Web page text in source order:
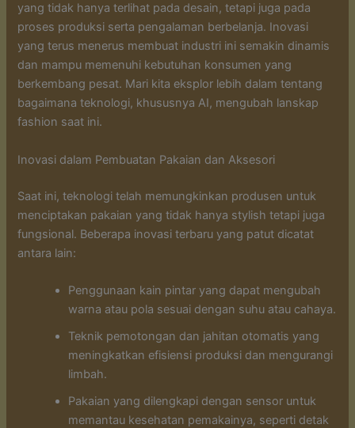
yang tidak hanya terlihat pada desain, tetapi juga pada
proses produksi serta pengalaman berbelanja. Inovasi
yang terus menerus membuat industri ini semakin dinamis
dan mampu memenuhi kebutuhan konsumen yang
berkembang pesat. Mari kita eksplor lebih dalam tentang
bagaimana teknologi, khususnya AI, mengubah lanskap
fashion saat ini.
Inovasi dalam Pembuatan Pakaian dan Aksesori
Saat ini, teknologi telah memungkinkan produsen untuk
menciptakan pakaian yang tidak hanya stylish tetapi juga
fungsional. Beberapa inovasi terbaru yang patut dicatat
antara lain:
Penggunaan kain pintar yang dapat mengubah
warna atau pola sesuai dengan suhu atau cahaya.
Teknik pemotongan dan jahitan otomatis yang
meningkatkan efisiensi produksi dan mengurangi
limbah.
Pakaian yang dilengkapi dengan sensor untuk
memantau kesehatan pemakainya, seperti detak